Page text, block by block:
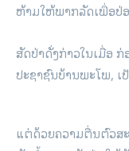
ຫ້າມ​ໃຫ້​ພາກ​ລັດ​ເພື່ອ​ປ່
ສັດປ່າດັ່ງກ່າວໃນເມື່ອ
ປະຊາຊົນບ້ານພະໂພ, ເ
ແຕ່ດ້ວຍຄວາມຕື່ນຕົວ